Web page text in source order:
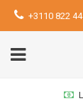
+3110 822